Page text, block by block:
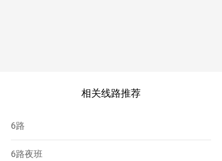
相关线路推荐
6路
6路夜班